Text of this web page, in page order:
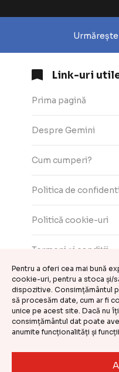
Pentru a oferi cea mai bună
cookie-uri, pentru a stoca și/
dispozitive. Consimțământul
să procesăm date, cum ar fi
unice pe acest site. Dacă nu
consimțământul dat poate
anumite funcționalități și
Link-uri
Prima pagină
Despre Gemini
Cum cumperi?
Politica de
Politică cookie-uri
Termeni și condiții
Contact
ANPC
Setări cookie-uri